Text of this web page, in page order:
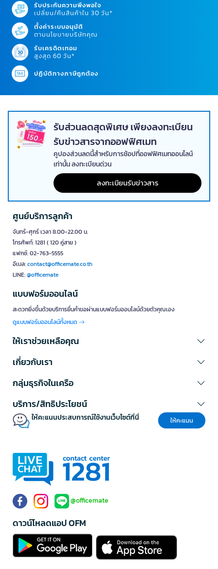
รับประกันความพึงพอใจ
เปลี่ยน/คืนสินค้าใน 30 วัน*
ตั้งค่าระบบอนุมัติ
ตามนโยบายบริษัทคุณ
รับเครดิตเทอม
สูงสุด 60 วัน*
ปฏิบัติทางภาษีถูกต้อง
รับส่วนลดสุดพิเศษ เพียงลงทะเบียน
รับข่าวสารจากออฟฟิศเมท
คูปองส่วนลดนี้สำหรับการช้อปที่ออฟฟิศเมทออนไลน์
เท่านั้น ลงทะเบียนด่วน
ลงทะเบียนรับข่าวสาร
ศูนย์บริการลูกค้า
จันทร์-ศุกร์ เวลา 8.00-22.00 น.
โทรศัพท์: 1281 ( 120 คู่สาย )
แฟกซ์: 02-763-5555
อีเมล:contact@officemate.co.th
LINE:@officemate
แบบฟอร์มออนไลน์
สะดวกยิ่งขึ้นด้วยบริการยื่นคำขอผ่านแบบฟอร์มออนไลน์ด้วยตัวคุณเอง
ดูแบบฟอร์มออนไลน์ทั้งหมด
ให้เราช่วยเหลือคุณ
เกี่ยวกับเรา
กลุ่มธุรกิจในเครือ
บริการ/สิทธิประโยชน์
ให้คะแนนประสบการณ์ใช้งานเว็บไซต์ที่นี่ ให้คะแนน
@officemate
ดาวน์โหลดแอป OFM